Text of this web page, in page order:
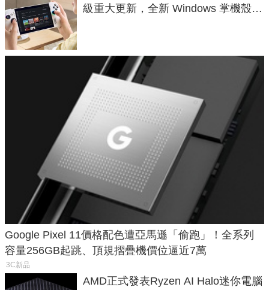
級重大更新，全新 Windows 掌機殼模
Google Pixel 11價格配色遭亞馬遜「偷跑」！全系列
容量256GB起跳、頂規摺疊機價位逼近7萬
3C新品
AMD正式發表Ryzen AI Halo迷你電腦